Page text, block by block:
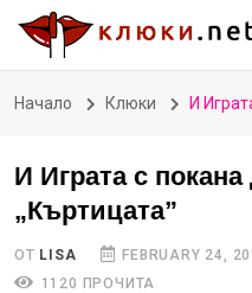
Начало Клюки И
И Играта с покана
„Къртицата”
ОТ LISA FEBRUARY 24,
1120 ПРОЧИТА